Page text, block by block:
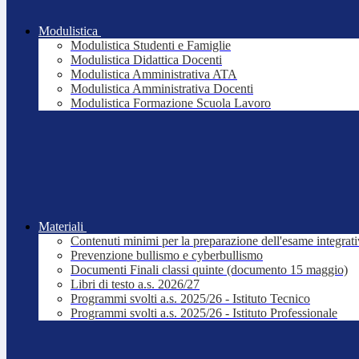
Modulistica
Modulistica Studenti e Famiglie
Modulistica Didattica Docenti
Modulistica Amministrativa ATA
Modulistica Amministrativa Docenti
Modulistica Formazione Scuola Lavoro
Materiali
Contenuti minimi per la preparazione dell'esame
Prevenzione bullismo e cyberbullismo
Documenti Finali classi quinte (documento 15 maggio)
Libri di testo a.s. 2026/27
Programmi svolti a.s. 2025/26 - Istituto Tecnico
Programmi svolti a.s. 2025/26 - Istituto Professionale